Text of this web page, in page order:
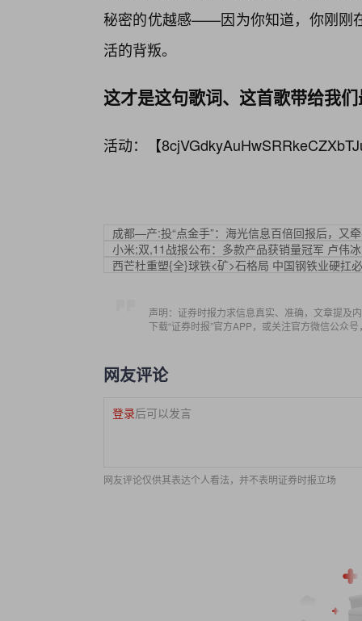
秘密的优越感——因为你知道，你刚刚
活的背叛。
这才是这句歌词、这首歌带给我
活动：【
成都—产:投“点金手”：海光信息百倍回报后，又
小米;双,11战报公布：多款产品获销量冠军 卢伟
西芒杜重塑{全}球铁<矿>石格局 中国钢铁业硬扛
声明：证券时报力求信息真实、准确，文章提及
下载“证券时报”官方APP，或关注官方微信公众
网友评论
登录后可以发言
网友评论仅供其表达个人看法，并不表明证券时报立场